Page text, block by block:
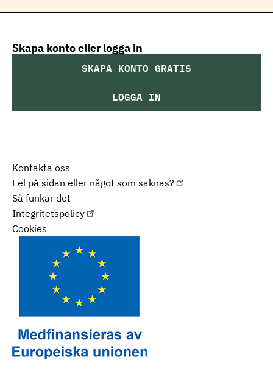
Kontakta oss
Fel på sidan eller något som saknas?
Så funkar det
Integritetspolicy
Cookies
Skapa konto eller logga in
SKAPA KONTO GRATIS
LOGGA IN